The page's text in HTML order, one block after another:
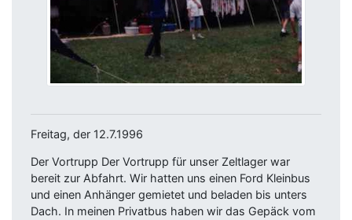
Freitag, der 12.7.1996
Der Vortrupp Der Vortrupp für unser Zeltlager war
bereit zur Abfahrt. Wir hatten uns einen Ford Kleinbus
und einen Anhänger gemietet und beladen bis unters
Dach. In meinen Privatbus haben wir das Gepäck vom